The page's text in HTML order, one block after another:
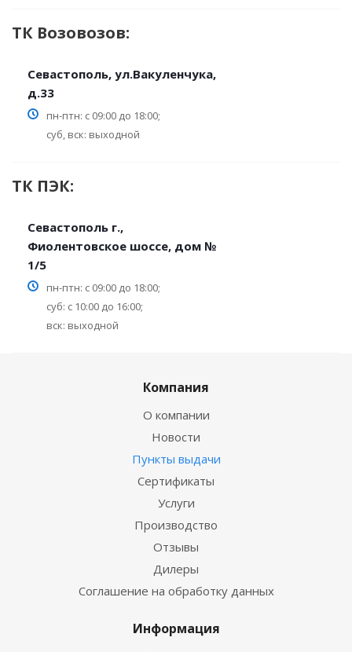
ТК Возовозов:
Севастополь, ул.Вакуленчука,
д.33
пн-птн: с 09:00 до 18:00;
суб, вск: выходной
ТК ПЭК:
Севастополь г.,
Фиолентовское шоссе, дом №
1/5
пн-птн: с 09:00 до 18:00;
суб: с 10:00 до 16:00;
вск: выходной
Компания
О компании
Новости
Пункты выдачи
Сертификаты
Услуги
Производство
Отзывы
Дилеры
Соглашение на обработку данных
Информация